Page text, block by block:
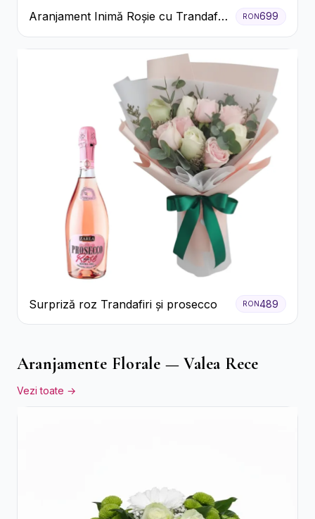
Aranjament Inimă Roșie cu Trandafiri
și Ferrero Rocher Premium
RON699
Surpriză roz Trandafiri și prosecco RON489
Aranjamente Florale — Valea Rece
Vezi toate →